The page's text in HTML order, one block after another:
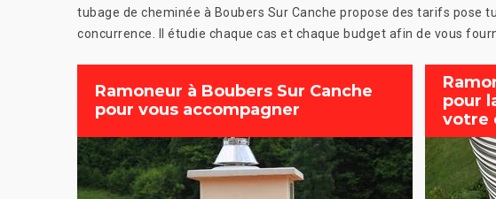
tubage de cheminée à Boubers Sur Canche propose des tarifs pose
concurrence. Il étudie chaque cas et chaque budget afin de vous
Ramoneur à Boubers Sur Canche
pour vous accompagner
pour
votre